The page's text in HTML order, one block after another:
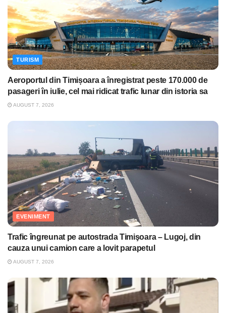
TURISM
Aeroportul din Timișoara a înregistrat peste 170.000 de
pasageri în iulie, cel mai ridicat trafic lunar din istoria sa
AUGUST 7, 2026
EVENIMENT
Trafic îngreunat pe autostrada Timişoara – Lugoj, din
cauza unui camion care a lovit parapetul
AUGUST 7, 2026